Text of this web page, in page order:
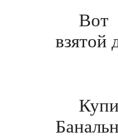
Вот
взятой